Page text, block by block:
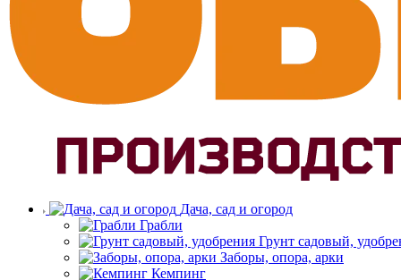
Дача, сад и огород
Грабли
Грунт садовый,
Заборы, опора, арки
Кемпинг